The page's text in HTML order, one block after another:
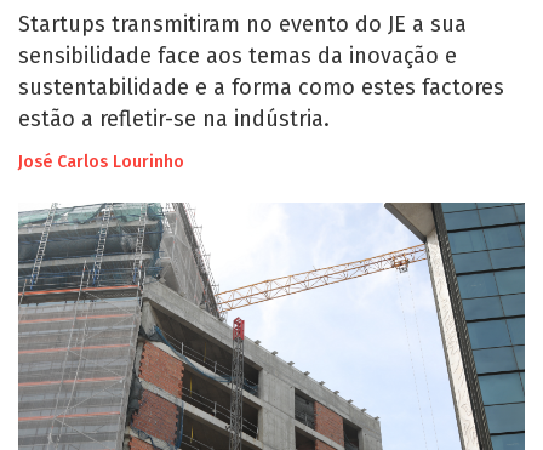
Startups transmitiram no evento do JE a sua
sensibilidade face aos temas da inovação e
sustentabilidade e a forma como estes factores
estão a refletir-se na indústria.
José Carlos Lourinho